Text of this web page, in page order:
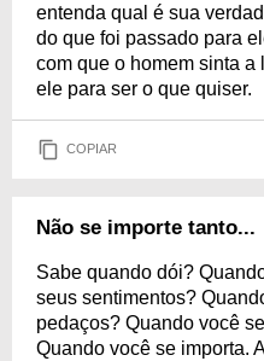
entenda qual é sua
do que foi passado para
com que o homem sinta
ele para ser o que quiser.
COPIAR
Não se importe tanto...
Sabe quando dói?
seus sentimentos?
pedaços? Quando você
Quando você se importa.